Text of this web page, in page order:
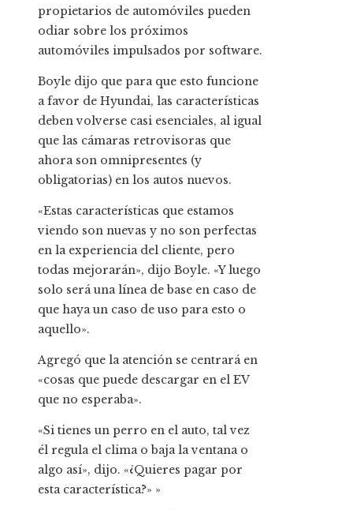
propietarios de automóviles pueden
odiar sobre los próximos
automóviles impulsados ​​por software.
Boyle dijo que para que esto funcione
a favor de Hyundai, las características
deben volverse casi esenciales, al igual
que las cámaras retrovisoras que
ahora son omnipresentes (y
obligatorias) en los autos nuevos.
«Estas características que estamos
viendo son nuevas y no son perfectas
en la experiencia del cliente, pero
todas mejorarán», dijo Boyle. «Y luego
solo será una línea de base en caso de
que haya un caso de uso para esto o
aquello».
Agregó que la atención se centrará en
«cosas que puede descargar en el EV
que no esperaba».
«Si tienes un perro en el auto, tal vez
él regula el clima o baja la ventana o
algo así», dijo. «¿Quieres pagar por
esta característica?» »